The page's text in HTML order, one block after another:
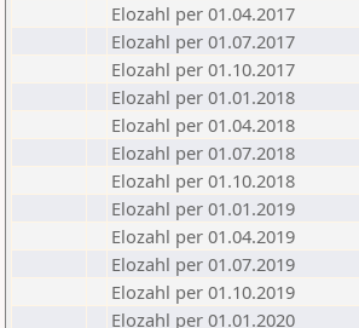
Elozahl per 01.04.2017
Elozahl per 01.07.2017
Elozahl per 01.10.2017
Elozahl per 01.01.2018
Elozahl per 01.04.2018
Elozahl per 01.07.2018
Elozahl per 01.10.2018
Elozahl per 01.01.2019
Elozahl per 01.04.2019
Elozahl per 01.07.2019
Elozahl per 01.10.2019
Elozahl per 01.01.2020